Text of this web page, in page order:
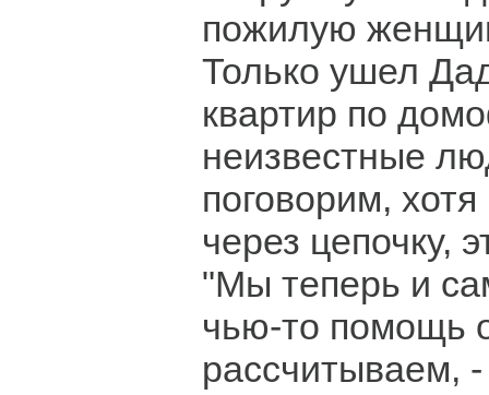
пожилую
Только ушел
квартир по
неизвестные
поговорим,
через цепочку,
"Мы теперь и
чью-то помощь
рассчитываем,